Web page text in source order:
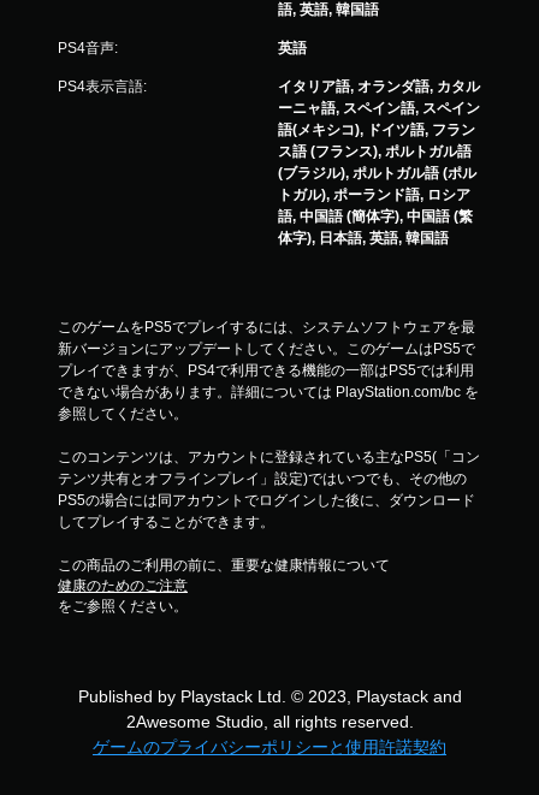
語, 英語, 韓国語
PS4音声: 英語
PS4表示言語:
イタリア語, オランダ語, カタル
ーニャ語, スペイン語, スペイン
語(メキシコ), ドイツ語, フラン
ス語 (フランス), ポルトガル語
(ブラジル), ポルトガル語 (ポル
トガル), ポーランド語, ロシア
語, 中国語 (簡体字), 中国語 (繁
体字), 日本語, 英語, 韓国語
このゲームをPS5でプレイするには、システムソフトウェアを最
新バージョンにアップデートしてください。このゲームはPS5で
プレイできますが、PS4で利用できる機能の一部はPS5では利用
できない場合があります。詳細については PlayStation.com/bc を
参照してください。
このコンテンツは、アカウントに登録されている主なPS5(「コン
テンツ共有とオフラインプレイ」設定)ではいつでも、その他の
PS5の場合には同アカウントでログインした後に、ダウンロード
してプレイすることができます。
この商品のご利用の前に、重要な健康情報について
健康のためのご注意
をご参照ください。
Published by Playstack Ltd. © 2023, Playstack and
2Awesome Studio, all rights reserved.
ゲームのプライバシーポリシーと使用許諾契約